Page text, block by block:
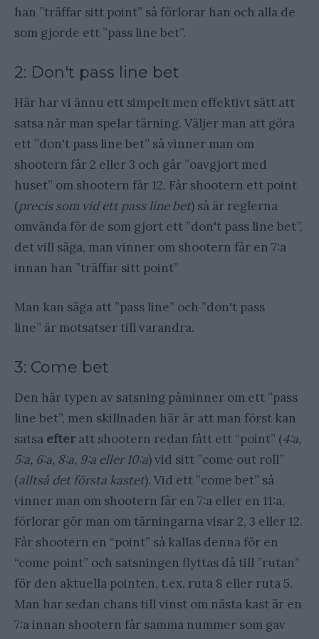
han ”träffar sitt point” så förlorar han och alla de
som gjorde ett ”pass line bet”.
2: Don't pass line bet
Här har vi ännu ett simpelt men effektivt sätt att
satsa när man spelar tärning. Väljer man att göra
ett ”don't pass line bet” så vinner man om
shootern får 2 eller 3 och går ”oavgjort med
huset” om shootern får 12. Får shootern ett point
(precis som vid ett pass line bet) så är reglerna
omvända för de som gjort ett ”don't pass line bet”,
det vill säga, man vinner om shootern får en 7:a
innan han ”träffar sitt point”
Man kan säga att ”pass line” och ”don't pass
line” är motsatser till varandra.
3: Come bet
Den här typen av satsning påminner om ett ”pass
line bet”, men skillnaden här är att man först kan
satsa efteratt shootern redan fått ett “point” (4:a,
5:a, 6:a, 8:a, 9:a eller 10:a) vid sitt ”come out roll”
(alltså det första kastet). Vid ett ”come bet” så
vinner man om shootern får en 7:a eller en 11:a,
förlorar gör man om tärningarna visar 2, 3 eller 12.
Får shootern en “point” så kallas denna för en
“come point” och satsningen flyttas då till ”rutan”
för den aktuella pointen, t.ex. ruta 8 eller ruta 5.
Man har sedan chans till vinst om nästa kast är en
7:a innan shootern får samma nummer som gav